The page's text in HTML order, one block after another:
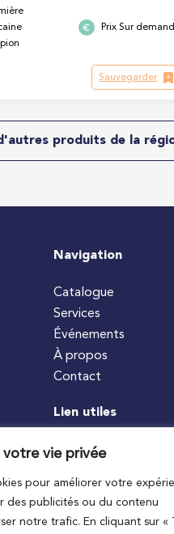
votre vie privée
pour améliorer votre
des publicités ou du contenu
notre trafic. En cliquant sur «
Prix Sur
Sauvegarder
produits de la
Navigation
Catalogue
Services
Événements
À propos
Contact
Lien utiles
#jecuisinelocal
Ministre wallon de